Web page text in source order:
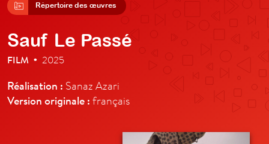
Répertoire des œuvres
Sauf Le Passé
FILM • 2025
Réalisation : Sanaz Azari
Version originale : français